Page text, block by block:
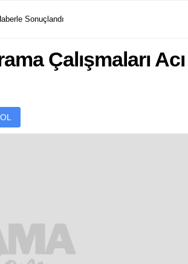
Sonuçlandı
Çalışmaları Acı